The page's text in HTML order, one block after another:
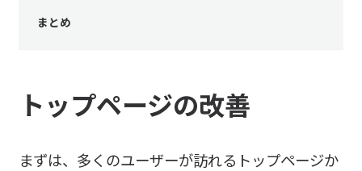
まとめ
トップページの改善
まずは、多くのユーザーが訪れるトップページか